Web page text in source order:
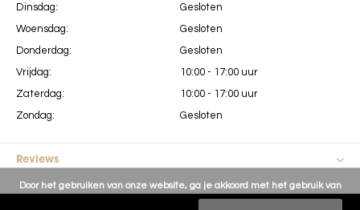
Dinsdag:
Woensdag:
Donderdag:
Vrijdag:
Zaterdag:
Zondag:
Gesloten
Gesloten
Gesloten
10:00 - 17:00 uur
10:00 - 17:00 uur
Gesloten
Reviews
Door het gebruiken van onze website, ga je akkoord met het gebruik van